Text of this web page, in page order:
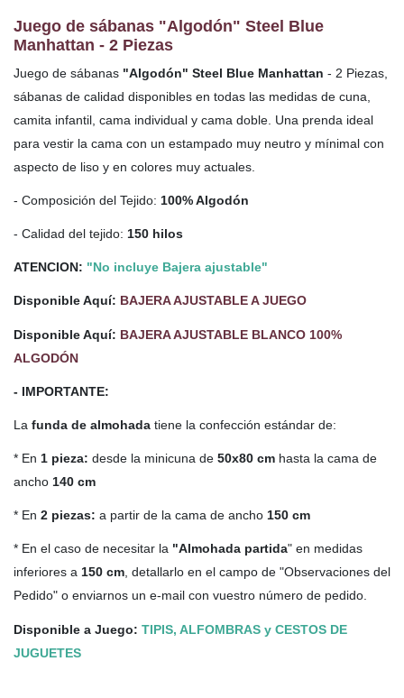
Juego de sábanas "Algodón" Steel Blue
Manhattan - 2 Piezas
Juego de sábanas "Algodón" Steel Blue Manhattan - 2 Piezas,
sábanas de calidad disponibles en todas las medidas de cuna,
camita infantil, cama individual y cama doble. Una prenda ideal
para vestir la cama con un estampado muy neutro y mínimal con
aspecto de liso y en colores muy actuales.
- Composición del Tejido: 100% Algodón
- Calidad del tejido: 150 hilos
ATENCION: "No incluye Bajera ajustable"
Disponible Aquí: BAJERA AJUSTABLE A JUEGO
Disponible Aquí: BAJERA AJUSTABLE BLANCO 100%
ALGODÓN
- IMPORTANTE:
La funda de almohada tiene la confección estándar de:
* En 1 pieza: desde la minicuna de 50x80 cm hasta la cama de
ancho 140 cm
* En 2 piezas: a partir de la cama de ancho 150 cm
* En el caso de necesitar la "Almohada partida" en medidas
inferiores a 150 cm, detallarlo en el campo de "Observaciones del
Pedido" o enviarnos un e-mail con vuestro número de pedido.
Disponible a Juego: TIPIS, ALFOMBRAS y CESTOS DE
JUGUETES